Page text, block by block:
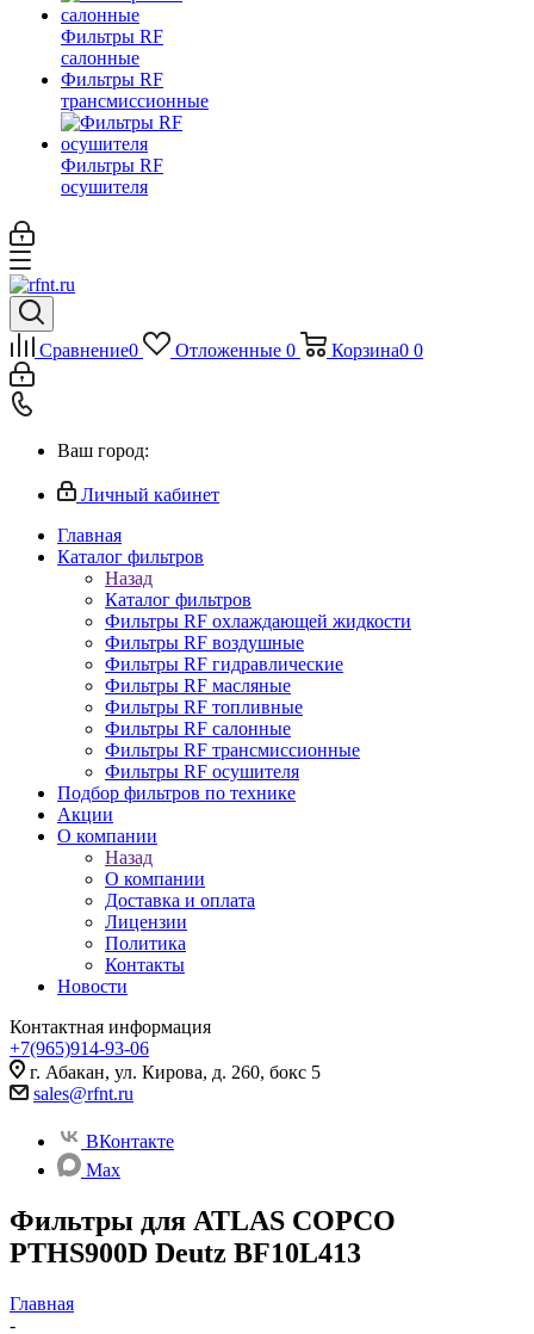
Фильтры RF
салонные
Фильтры RF
трансмиссионные
Фильтры RF
осушителя
Сравнение0 Отложенные 0 Корзина0 0
Ваш город:
Личный кабинет
Главная
Каталог фильтров
Назад
Каталог фильтров
Фильтры RF охлаждающей жидкости
Фильтры RF воздушные
Фильтры RF гидравлические
Фильтры RF масляные
Фильтры RF топливные
Фильтры RF салонные
Фильтры RF трансмиссионные
Фильтры RF осушителя
Подбор фильтров по технике
Акции
О компании
Назад
О компании
Доставка и оплата
Лицензии
Политика
Контакты
Новости
Контактная информация
+7(965)914-93-06
г. Абакан, ул. Кирова, д. 260, бокс 5
sales@rfnt.ru
ВКонтакте
Max
Фильтры для ATLAS COPCO
PTHS900D Deutz BF10L413
Главная
-